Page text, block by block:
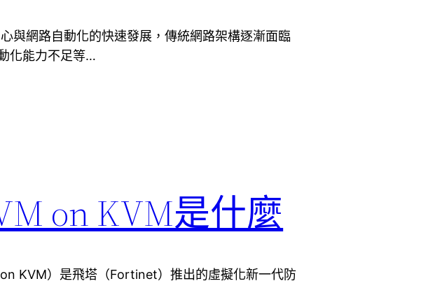
與網路自動化的快速發展，傳統網路架構逐漸面臨
化能力不足等…
on KVM是什麼
KVM）是飛塔（Fortinet）推出的虛擬化新一代防